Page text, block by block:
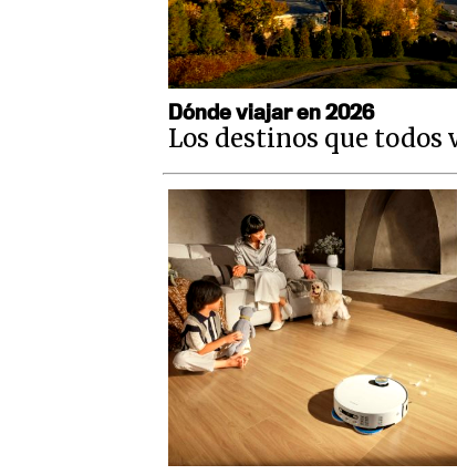
Dónde viajar en 2026
Los destinos que